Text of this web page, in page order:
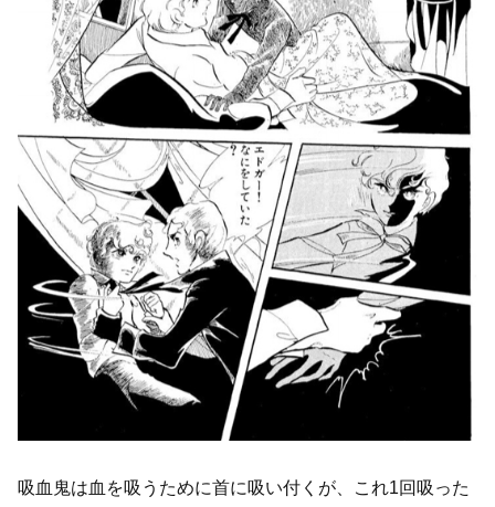
吸血鬼は血を吸うために首に吸い付くが、これ1回吸った